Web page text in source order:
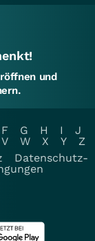
und
F G H I
J
V W X Y
Z
Datenschutz-